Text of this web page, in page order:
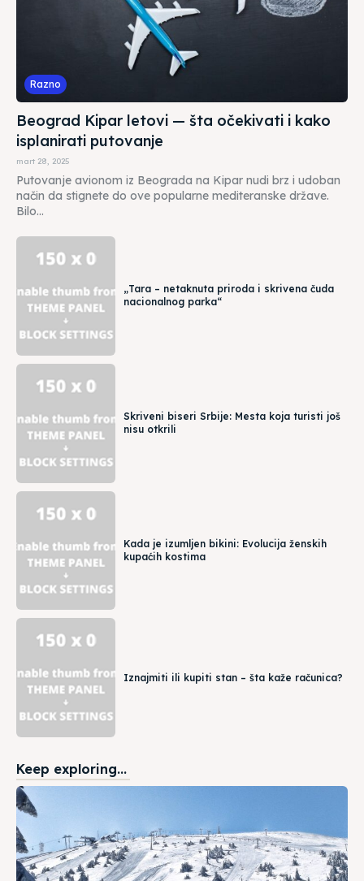
Razno
Beograd Kipar letovi — šta očekivati i kako
isplanirati putovanje
mart 28, 2025
Putovanje avionom iz Beograda na Kipar nudi brz i udoban
način da stignete do ove popularne mediteranske države.
Bilo...
„Tara – netaknuta priroda i skrivena čuda
nacionalnog parka“
Skriveni biseri Srbije: Mesta koja turisti još
nisu otkrili
Kada je izumljen bikini: Evolucija ženskih
kupaćih kostima
Iznajmiti ili kupiti stan – šta kaže računica?
Keep exploring...